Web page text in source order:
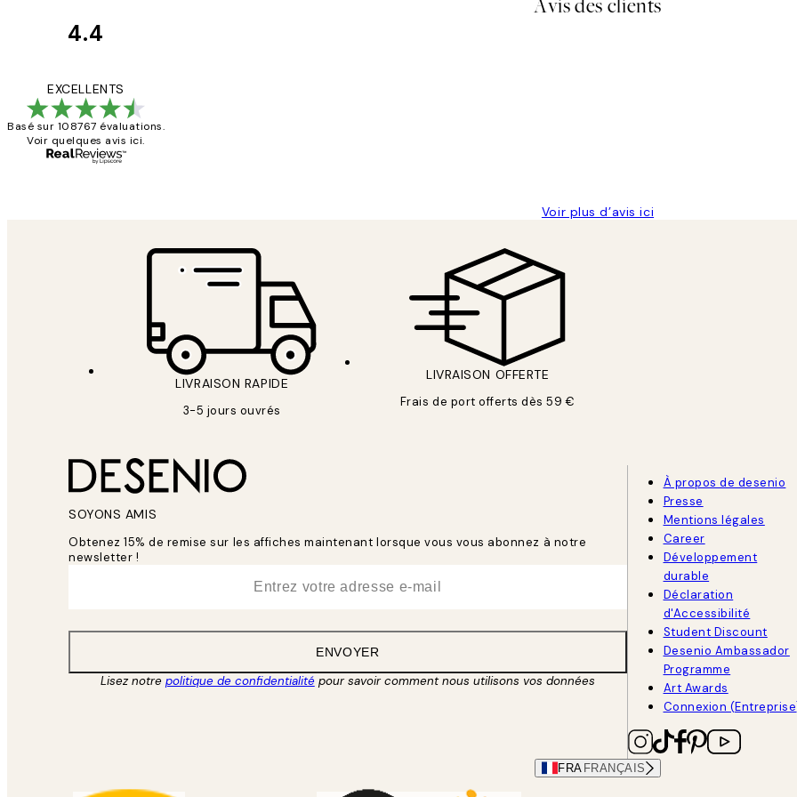
4.4
EXCELLENTS
Basé sur 108767 évaluations.
Voir quelques avis ici.
Voir plus d’avis ici
LIVRAISON RAPIDE
3-5 jours ouvrés
LIVRAISON OFFERTE
Frais de port offerts dès 59 €
SOYONS AMIS
Obtenez 15% de remise sur les affiches maintenant lorsque vous vous abonnez à notre
newsletter !
ENVOYER
Lisez notre politique de confidentialitépour savoir comment nous utilisons vos données
À propos de desenio
Presse
Mentions légales
Career
Développement
durable
Déclaration
d'Accessibilité
Student Discount
Desenio Ambassador
Programme
Art Awards
Connexion
FRA FRANÇAIS